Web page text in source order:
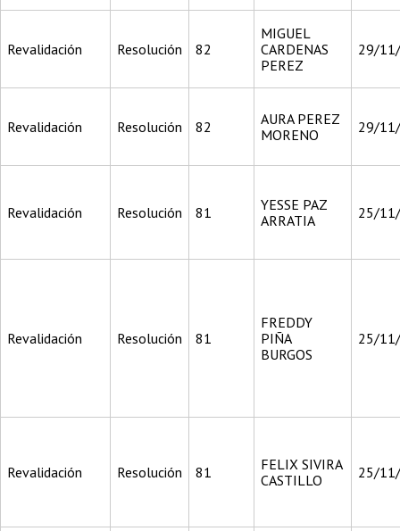
Revalidación Resolución 82
MIGUEL
CARDENAS
PEREZ
29/
Revalidación Resolución 82
AURA PEREZ
MORENO
29/
Revalidación Resolución 81
YESSE PAZ
ARRATIA
25/
Revalidación Resolución 81
FREDDY
PIÑA
BURGOS
25/
Revalidación Resolución 81
FELIX SIVIRA
CASTILLO
25/